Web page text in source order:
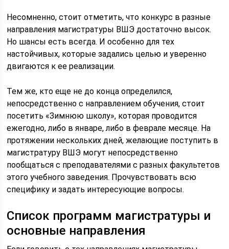
Несомненно, стоит отметить, что конкурс в разные
направления магистратуры ВШЭ достаточно высок.
Но шансы есть всегда. И особенно для тех
настойчивых, которые задались целью и уверенно
двигаются к ее реализации.
Тем же, кто еще не до конца определился,
непосредственно с направлением обучения, стоит
посетить «Зимнюю школу», которая проводится
ежегодно, либо в январе, либо в феврале месяце. На
протяжении нескольких дней, желающие поступить в
магистратуру ВШЭ могут непосредственно
пообщаться с преподавателями с разных факультетов
этого учебного заведения. Прочувствовать всю
специфику и задать интересующие вопросы.
Список программ магистратуры и
основные направления